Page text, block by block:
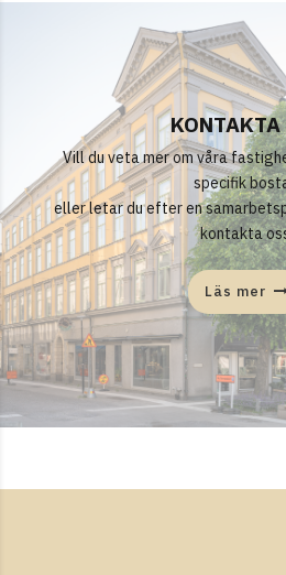
KONTAKTA
Vill du veta mer om våra
specifik
eller letar du efter en
kontakta
Läs mer